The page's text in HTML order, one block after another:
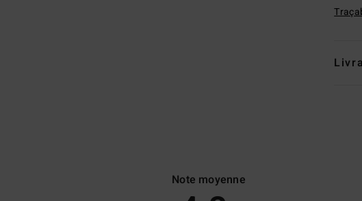
Note moyenne